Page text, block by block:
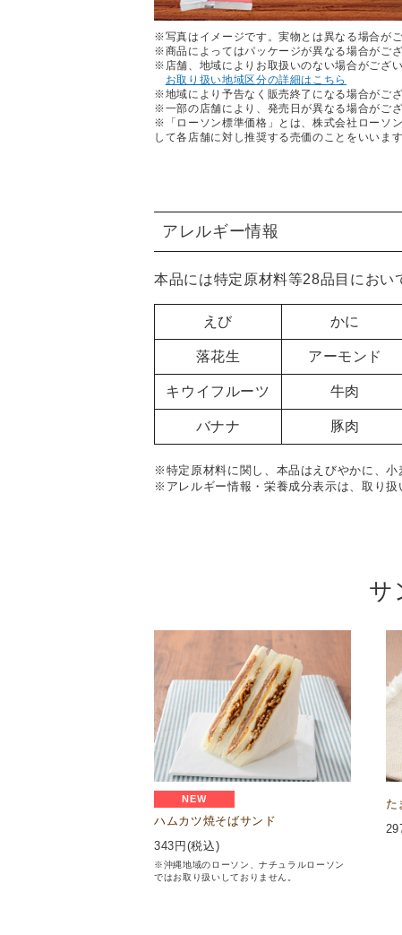
※写真はイメージです。実物とは異なる場合がご
※商品によってはパッケージが異なる場合がござ
※店舗、地域によりお取扱いのない場合がござい
お取り扱い地域区分の詳細はこちら
※地域により予告なく販売終了になる場合がござ
※一部の店舗により、発売日が異なる場合がござ
※「ローソン標準価格」とは、株式会社ローソ
して各店舗に対し推奨する売価のことをいいます
アレルギー情報
本品には特定原材料等28品目におい
えび かに
落花生 アーモンド
キウイフルーツ 牛肉
バナナ 豚肉
※特定原材料に関し、本品はえびやかに、小
※アレルギー情報・栄養成分表示は、取り扱
サ
NEW
ハムカツ焼そばサンド
343 円(税込)
※沖縄地域のローソン、ナチュラルローソン
ではお取り扱いしておりません。
た